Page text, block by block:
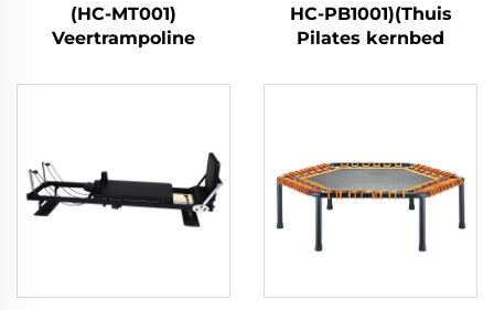
(HC-MT001)
Veertrampoline
HC-PB1001)(Thuis
Pilates kernbed